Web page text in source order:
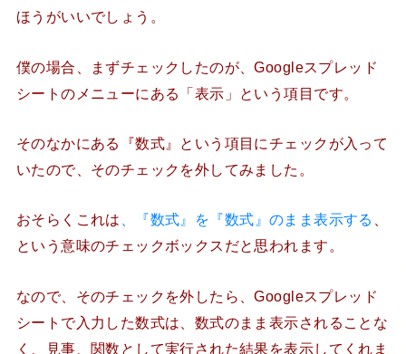
ほうがいいでしょう。
僕の場合、まずチェックしたのが、Googleスプレッド
シートのメニューにある「表示」という項目です。
そのなかにある『数式』という項目にチェックが入って
いたので、そのチェックを外してみました。
おそらくこれは 、『数式』を『数式』のまま表示する
という意味のチェックボックスだと思われます。
なので、そのチェックを外したら、Googleスプレッド
シートで入力した数式は、数式のまま表示されることな
く、見事、関数として実行された結果を表示してくれま